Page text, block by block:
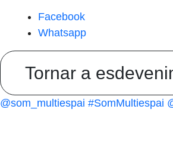
Facebook
Whatsapp
Tornar a
@som_multiespai #SomMultiespai